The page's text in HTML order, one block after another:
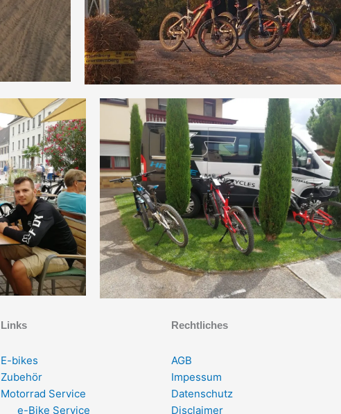
Links
E-bikes
Zubehör
Motorrad Service
e-Bike Service
Rechtliches
AGB
Impessum
Datenschutz
Disclaimer